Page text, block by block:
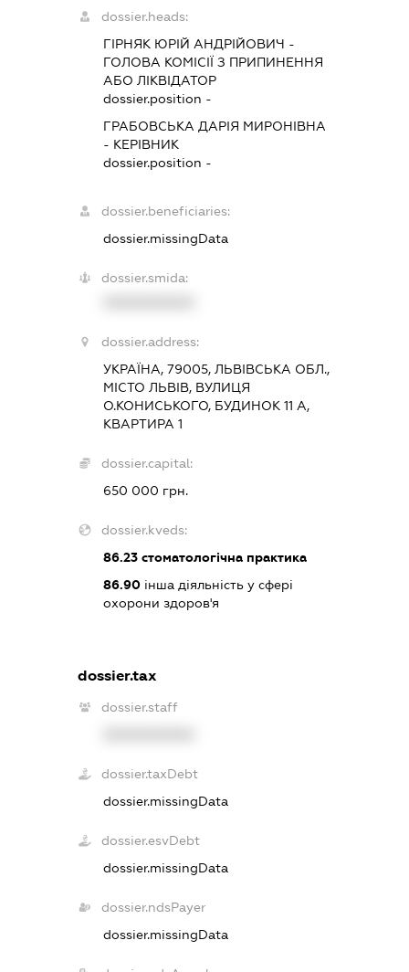
dossier.heads:
ГІРНЯК ЮРІЙ АНДРІЙОВИЧ -
ГОЛОВА КОМІСІЇ З ПРИПИНЕННЯ
АБО ЛІКВІДАТОР
dossier.position -
ГРАБОВСЬКА ДАРІЯ МИРОНІВНА
- КЕРІВНИК
dossier.position -
dossier.beneficiaries:
dossier.missingData
dossier.smida:
dossier.address:
УКРАЇНА, 79005, ЛЬВІВСЬКА ОБЛ.,
МІСТО ЛЬВІВ, ВУЛИЦЯ
О.КОНИСЬКОГО, БУДИНОК 11 А,
КВАРТИРА 1
dossier.capital:
650 000 грн.
dossier.kveds:
86.23 стоматологічна практика
86.90 інша діяльність у сфері
охорони здоров'я
dossier.tax
dossier.staff
dossier.taxDebt
dossier.missingData
dossier.esvDebt
dossier.missingData
dossier.ndsPayer
dossier.missingData